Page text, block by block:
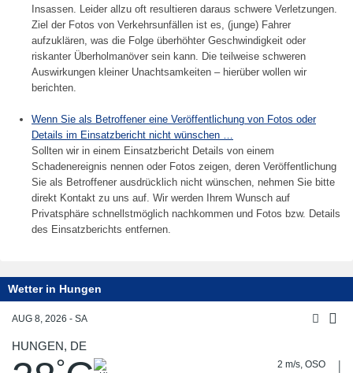
Insassen. Leider allzu oft resultieren daraus schwere Verletzungen.
Ziel der Fotos von Verkehrsunfällen ist es, (junge) Fahrer
aufzuklären, was die Folge überhöhter Geschwindigkeit oder
riskanter Überholmanöver sein kann. Die teilweise schweren
Auswirkungen kleiner Unachtsamkeiten – hierüber wollen wir
berichten.
Wenn Sie als Betroffener eine Veröffentlichung von Fotos oder
Details im Einsatzbericht nicht wünschen …
Sollten wir in einem Einsatzbericht Details von einem
Schadenereignis nennen oder Fotos zeigen, deren Veröffentlichung
Sie als Betroffener ausdrücklich nicht wünschen, nehmen Sie bitte
direkt Kontakt zu uns auf. Wir werden Ihrem Wunsch auf
Privatsphäre schnellstmöglich nachkommen und Fotos bzw. Details
des Einsatzberichts entfernen.
Wetter in Hungen
AUG 8, 2026 - SA
HUNGEN, DE
2 m/s, OSO